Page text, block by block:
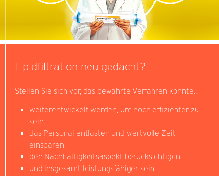
Lipidfiltration neu gedacht?
Stellen Sie sich vor, das bewährte Verfahren könnte...
weiterentwickelt werden, um noch effizienter zu
sein,
das Personal entlasten und wertvolle Zeit
einsparen,
den Nachhaltigkeitsaspekt berücksichtigen,
und insgesamt leistungsfähiger sein.